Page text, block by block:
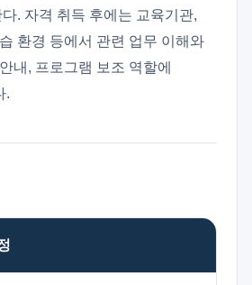
. 자격 취득 후에는 교육기관,
환경 등에서 관련 업무 이해와
내, 프로그램 보조 역할에
.